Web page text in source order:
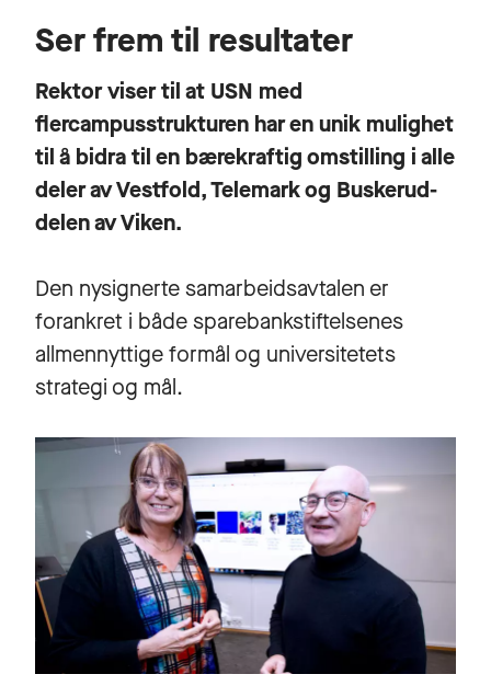
Ser frem til resultater
Rektor viser til at USN med
flercampusstrukturen har en unik mulighet
til å bidra til en bærekraftig omstilling i alle
deler av Vestfold, Telemark og Buskerud-
delen av Viken.
Den nysignerte samarbeidsavtalen er
forankret i både sparebankstiftelsenes
allmennyttige formål og universitetets
strategi og mål.